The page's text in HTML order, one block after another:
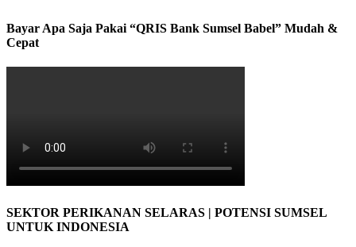
Bayar Apa Saja Pakai “QRIS Bank Sumsel Babel” Mudah &
Cepat
SEKTOR PERIKANAN SELARAS | POTENSI SUMSEL
UNTUK INDONESIA